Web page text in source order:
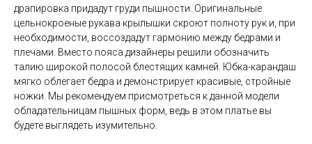
драпировка придадут груди пышности. Оригинальные
цельнокроеные рукава крылышки скроют полноту рук и, при
необходимости, воссоздадут гармонию между бедрами и
плечами. Вместо пояса дизайнеры решили обозначить
талию широкой полосой блестящих камней. Юбка-карандаш
мягко облегает бедра и демонстрирует красивые, стройные
ножки. Мы рекомендуем присмотреться к данной модели
обладательницам пышных форм, ведь в этом платье вы
будете выглядеть изумительно.